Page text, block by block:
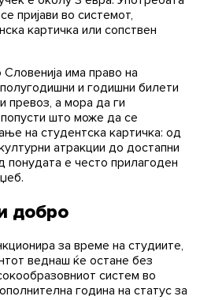
пријави во системот,
картичка или сопствен
има право на
и годишни билети
превоз, а мора да ги
што може да се
на студентска картичка: од
атракции до достапни
е често прилагоден
добро
за време на студиите,
веднаш ќе остане без
систем во
година на статус за